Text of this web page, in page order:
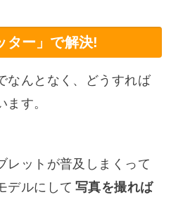
ター」で解決!
なんとなく、どうすれば
す。
レットが普及しまくって
デルにして 写真を撮れば